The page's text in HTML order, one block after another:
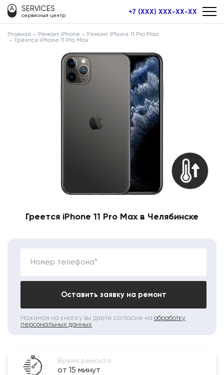
SERVICES
сервисный центр +7 (XXX) XXX-XX-XX
Главная Ремонт iPhone
Ремонт iPhone 11 Pro Max
Греется iPhone 11 Pro Max
Греется iPhone 11 Pro Max в Челябинске
Номер телефона*
Оставить заявку на ремонт
Нажимая на кнопку вы даете согласие на обработку
персональных данных
Время ремонта
от 15 минут